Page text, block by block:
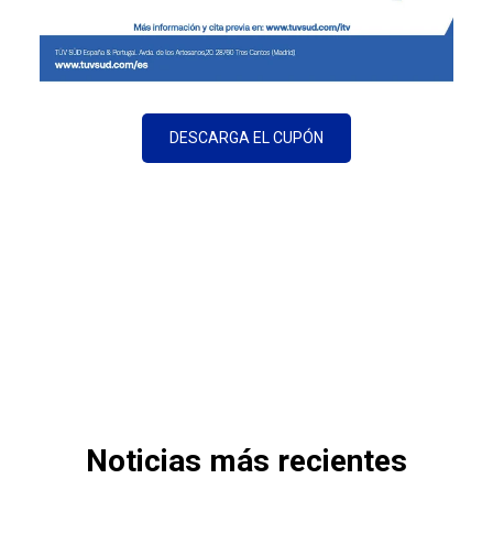
DESCARGA EL CUPÓN
Noticias más recientes